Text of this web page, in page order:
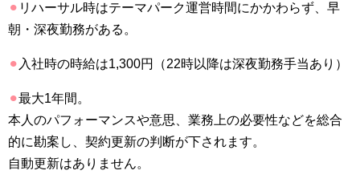
⚫︎ リハーサル時はテーマパーク運営時間にかかわらず、早
朝・深夜勤務がある。
⚫︎ 入社時の時給は1,300円（22時以降は深夜勤務手当あり）
⚫︎最大1年間。
本人のパフォーマンスや意思、業務上の必要性などを総合
的に勘案し、契約更新の判断が下されます。
自動更新はありません。